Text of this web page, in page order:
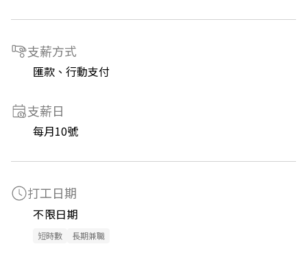
支薪方式
匯款、行動支付
支薪日
每月10號
打工日期
不限日期
短時數 長期兼職